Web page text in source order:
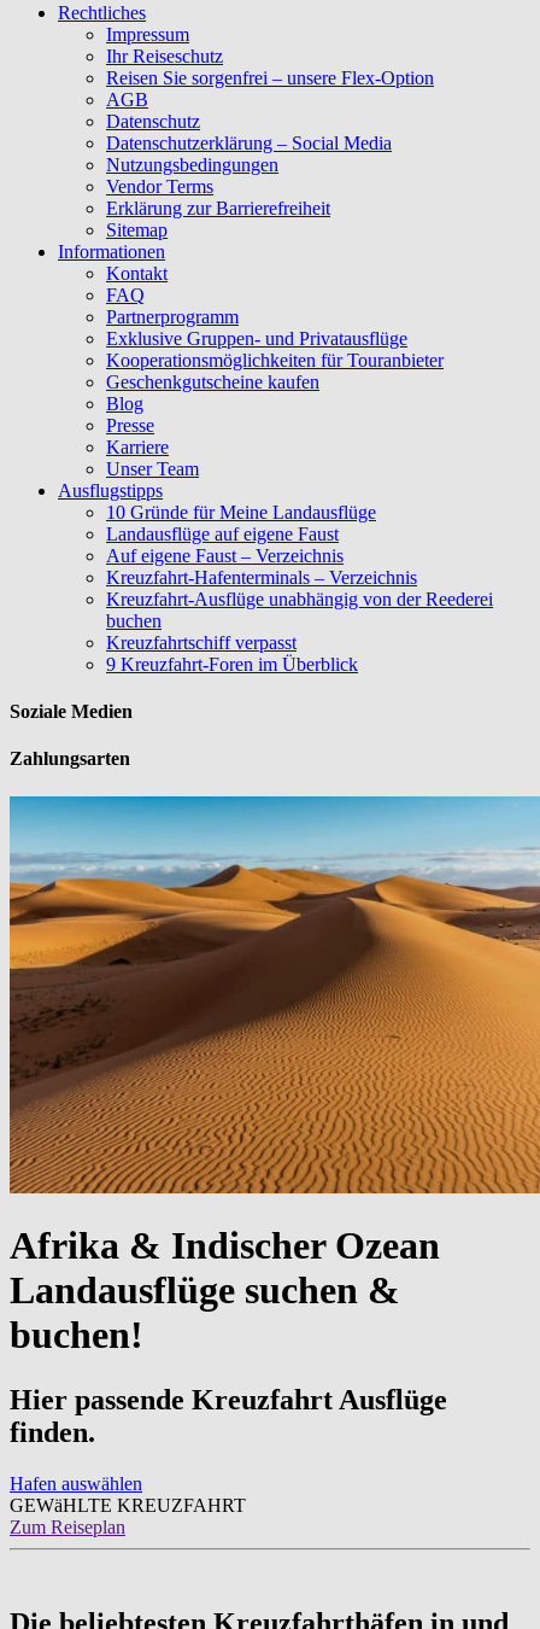
Rechtliches
Impressum
Ihr Reiseschutz
Reisen Sie sorgenfrei – unsere Flex-Option
AGB
Datenschutz
Datenschutzerklärung – Social Media
Nutzungsbedingungen
Vendor Terms
Erklärung zur Barrierefreiheit
Sitemap
Informationen
Kontakt
FAQ
Partnerprogramm
Exklusive Gruppen- und Privatausflüge
Kooperationsmöglichkeiten für Touranbieter
Geschenkgutscheine kaufen
Blog
Presse
Karriere
Unser Team
Ausflugstipps
10 Gründe für Meine Landausflüge
Landausflüge auf eigene Faust
Auf eigene Faust – Verzeichnis
Kreuzfahrt-Hafenterminals – Verzeichnis
Kreuzfahrt-Ausflüge unabhängig von der Reederei
buchen
Kreuzfahrtschiff verpasst
9 Kreuzfahrt-Foren im Überblick
Soziale Medien
Zahlungsarten
Afrika & Indischer Ozean
Landausflüge suchen &
buchen!
Hier passende Kreuzfahrt Ausflüge
finden.
Hafen auswählen
GEWäHLTE KREUZFAHRT
Zum Reiseplan